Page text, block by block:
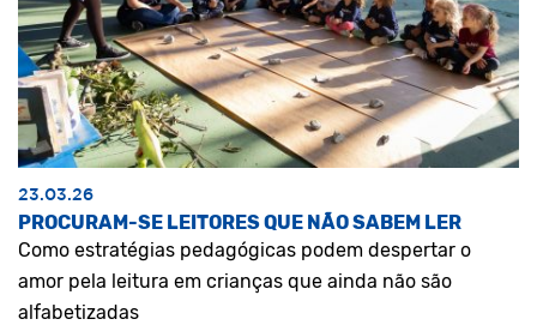
23.03.26
PROCURAM-SE LEITORES QUE NÃO SABEM LER
Como estratégias pedagógicas podem despertar o
amor pela leitura em crianças que ainda não são
alfabetizadas